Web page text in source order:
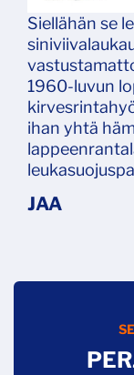
Siellähän se
1960-luvun
ihan yhtä